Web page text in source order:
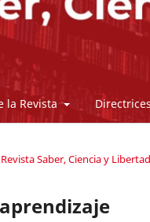
la Revista
Saber, Ciencia y Libertad